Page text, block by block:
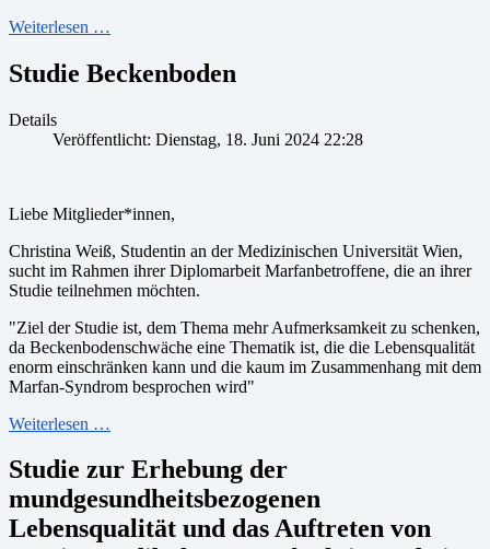
Weiterlesen …
Studie Beckenboden
Details
Veröffentlicht: Dienstag, 18. Juni 2024 22:28
Liebe Mitglieder*innen,
Christina Weiß, Studentin an der Medizinischen Universität Wien,
sucht im Rahmen ihrer Diplomarbeit Marfanbetroffene, die an ihrer
Studie teilnehmen möchten.
"Ziel der Studie ist, dem Thema mehr Aufmerksamkeit zu schenken,
da Beckenbodenschwäche eine Thematik ist, die die Lebensqualität
enorm einschränken kann und die kaum im Zusammenhang mit dem
Marfan-Syndrom besprochen wird"
Weiterlesen …
Studie zur Erhebung der
mundgesundheitsbezogenen
Lebensqualität und das Auftreten von